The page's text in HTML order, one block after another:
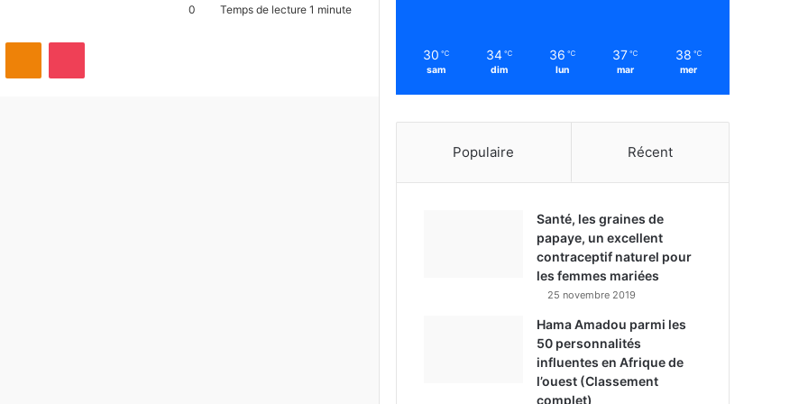
0 Temps de lecture 1 minute
30 ℃
sam
34 ℃
dim
36 ℃
lun
37 ℃
mar
38 ℃
mer
Populaire Récent
Santé, les graines de
papaye, un excellent
contraceptif naturel pour
les femmes mariées
25 novembre 2019
Hama Amadou parmi les
50 personnalités
influentes en Afrique de
l’ouest (Classement
complet)